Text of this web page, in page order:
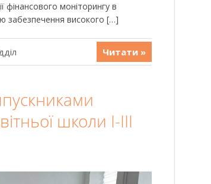
фінансового моніторингу в
забезпечення високого […]
Читати »
школи І-ІІІ